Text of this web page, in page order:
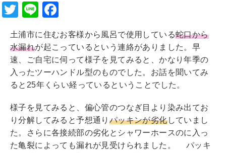
T
wi
tt
er
Li
n
e
c
e
b
o
o
k
土浦市に住むお客様から風呂で使用している蛇口から
水漏れが起こっているという連絡がありました。早
速、ご自宅に伺って様子を見てみると、かなり年季の
入ったツーハンドル型のものでした。お話を聞いてみ
ると25年くらい経っているということでした。
様子を見てみると、偏心管のつなぎ目より染み出てお
り分解してみると予想通り パッキンが劣化していまし
た。さらに各接続部の劣化とシャワーホースのに入っ
た亀裂によっても漏れが見受けられました。 パッキ